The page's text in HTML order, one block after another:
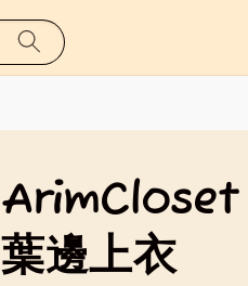
ArimCloset
葉邊上衣